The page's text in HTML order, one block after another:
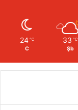
24 ℃
C
33 ℃
Şb